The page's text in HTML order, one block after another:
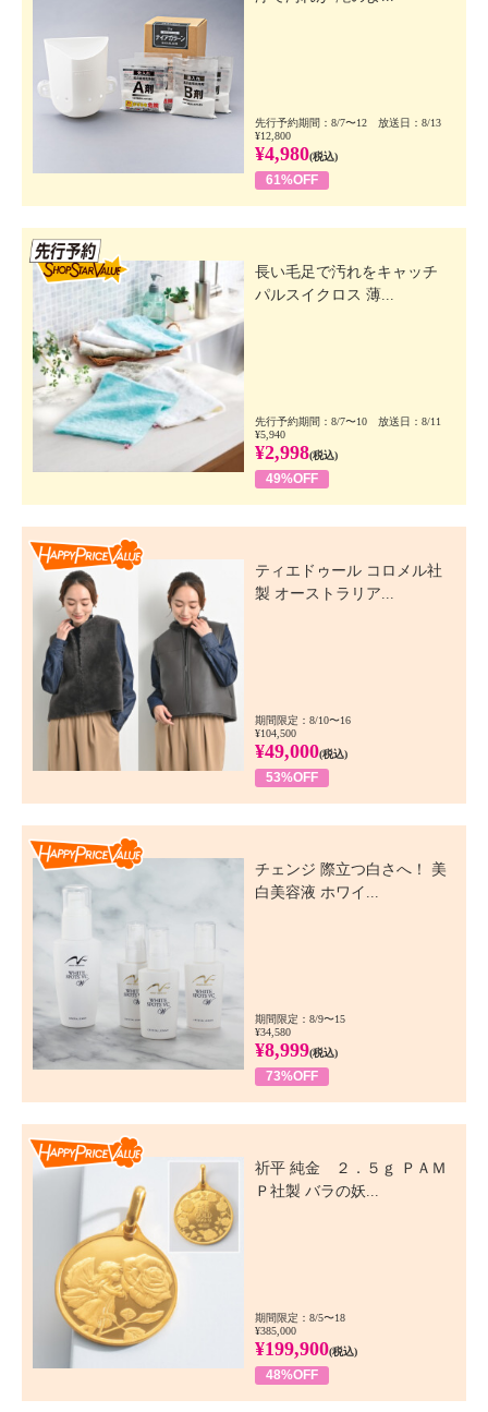
先行予約期間：8/7〜12 放送日：8/13
¥12,800
¥4,980(税込)
61%OFF
長い毛足で汚れをキャッチ
パルスイクロス 薄...
先行予約期間：8/7〜10 放送日：8/11
¥5,940
¥2,998(税込)
49%OFF
ティエドゥール コロメル社
製 オーストラリア...
期間限定：8/10〜16
¥104,500
¥49,000(税込)
53%OFF
チェンジ 際立つ白さへ！ 美
白美容液 ホワイ...
期間限定：8/9〜15
¥34,580
¥8,999(税込)
73%OFF
祈平 純金 ２．５ｇ ＰＡＭ
Ｐ社製 バラの妖...
期間限定：8/5〜18
¥385,000
¥199,900(税込)
48%OFF